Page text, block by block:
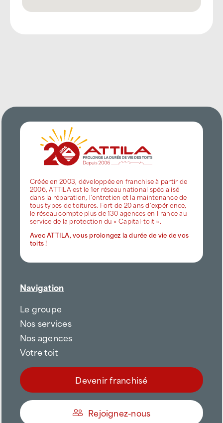
Créée en 2003, développée en franchise à partir de
2006, ATTILA est le 1er réseau national spécialisé
dans la réparation, l’entretien et la maintenance de
tous types de toitures. Fort de 20 ans d’expérience,
le réseau compte plus de 130 agences en France au
service de la protection du « Capital-toit ».
Avec ATTILA, vous prolongez la durée de vie de vos
toits !
Navigation
Le groupe
Nos services
Nos agences
Votre toit
Devenir franchisé
Rejoignez-nous